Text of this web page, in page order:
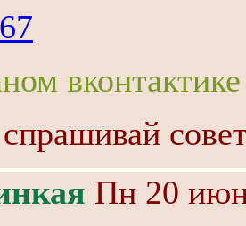
вконтактике
Пн 20